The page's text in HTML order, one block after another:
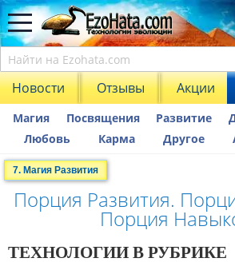
Новости Отзывы Акции
Магия Посвящения Развитие
Любовь
Карма Другое
7. Магия Развития
Порция Развития.
Порция
ТЕХНОЛОГИИ В РУБРИКЕ